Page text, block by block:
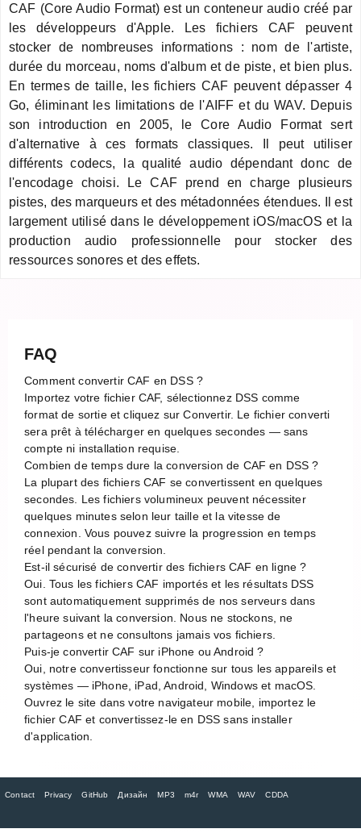
CAF (Core Audio Format) est un conteneur audio créé par
les développeurs d'Apple. Les fichiers CAF peuvent
stocker de nombreuses informations : nom de l'artiste,
durée du morceau, noms d'album et de piste, et bien plus.
En termes de taille, les fichiers CAF peuvent dépasser 4
Go, éliminant les limitations de l'AIFF et du WAV. Depuis
son introduction en 2005, le Core Audio Format sert
d'alternative à ces formats classiques. Il peut utiliser
différents codecs, la qualité audio dépendant donc de
l'encodage choisi. Le CAF prend en charge plusieurs
pistes, des marqueurs et des métadonnées étendues. Il est
largement utilisé dans le développement iOS/macOS et la
production audio professionnelle pour stocker des
ressources sonores et des effets.
FAQ
Comment convertir CAF en DSS ?
Importez votre fichier CAF, sélectionnez DSS comme
format de sortie et cliquez sur Convertir. Le fichier converti
sera prêt à télécharger en quelques secondes — sans
compte ni installation requise.
Combien de temps dure la conversion de CAF en DSS ?
La plupart des fichiers CAF se convertissent en quelques
secondes. Les fichiers volumineux peuvent nécessiter
quelques minutes selon leur taille et la vitesse de
connexion. Vous pouvez suivre la progression en temps
réel pendant la conversion.
Est-il sécurisé de convertir des fichiers CAF en ligne ?
Oui. Tous les fichiers CAF importés et les résultats DSS
sont automatiquement supprimés de nos serveurs dans
l'heure suivant la conversion. Nous ne stockons, ne
partageons et ne consultons jamais vos fichiers.
Puis-je convertir CAF sur iPhone ou Android ?
Oui, notre convertisseur fonctionne sur tous les appareils et
systèmes — iPhone, iPad, Android, Windows et macOS.
Ouvrez le site dans votre navigateur mobile, importez le
fichier CAF et convertissez-le en DSS sans installer
d'application.
Contact Privacy GitHub Дизайн MP3 m4r WMA WAV CDDA